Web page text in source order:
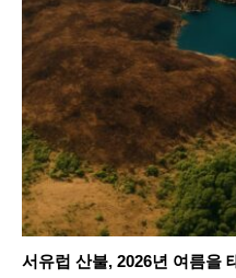
서유럽 산불, 2026년 여름을